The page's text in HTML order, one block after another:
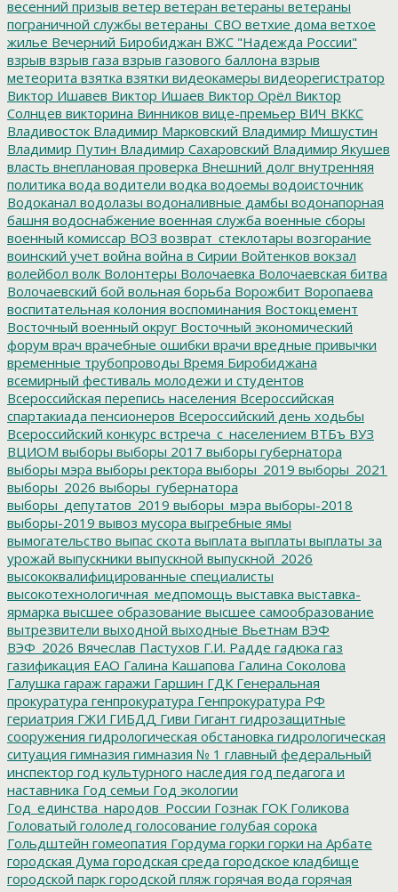
весенний призыв ветер ветеран ветераны ветераны
пограничной службы ветераны_СВО ветхие дома ветхое
жилье Вечерний Биробиджан ВЖС "Надежда России"
взрыв взрыв газа взрыв газового баллона взрыв
метеорита взятка взятки видеокамеры видеорегистратор
Виктор Ишавев Виктор Ишаев Виктор Орёл Виктор
Солнцев викторина Винников вице-премьер ВИЧ ВККС
Владивосток Владимир Марковский Владимир Мишустин
Владимир Путин Владимир Сахаровский Владимир Якушев
власть внеплановая проверка Внешний долг внутренняя
политика вода водители водка водоемы водоисточник
Водоканал водолазы водоналивные дамбы водонапорная
башня водоснабжение военная служба военные сборы
военный комиссар ВОЗ возврат_стеклотары возгорание
воинский учет война война в Сирии Войтенков вокзал
волейбол волк Волонтеры Волочаевка Волочаевская битва
Волочаевский бой вольная борьба Ворожбит Воропаева
воспитательная колония воспоминания Востокцемент
Восточный военный округ Восточный экономический
форум врач врачебные ошибки врачи вредные привычки
временные трубопроводы Время Биробиджана
всемирный фестиваль молодежи и студентов
Всероссийская перепись населения Всероссийская
спартакиада пенсионеров Всероссийский день ходьбы
Всероссийский конкурс встреча_с_населением ВТБъ ВУЗ
ВЦИОМ выборы выборы 2017 выборы губернатора
выборы мэра выборы ректора выборы_2019 выборы_2021
выборы_2026 выборы_губернатора
выборы_депутатов_2019 выборы_мэра выборы-2018
выборы-2019 вывоз мусора выгребные ямы
вымогательство выпас скота выплата выплаты выплаты за
урожай выпускники выпускной выпускной_2026
высококвалифицированные специалисты
высокотехнологичная_медпомощь выставка выставка-
ярмарка высшее образование высшее самообразование
вытрезвители выходной выходные Вьетнам ВЭФ
ВЭФ_2026 Вячеслав Пастухов Г.И. Радде гадюка газ
газификация ЕАО Галина Кашапова Галина Соколова
Галушка гараж гаражи Гаршин ГДК Генеральная
прокуратура генпрокуратура Генпрокуратура РФ
гериатрия ГЖИ ГИБДД Гиви Гигант гидрозащитные
сооружения гидрологическая обстановка гидрологическая
ситуация гимназия гимназия № 1 главный федеральный
инспектор год культурного наследия год педагога и
наставника Год семьи Год экологии
Год_единства_народов_России Гознак ГОК Голикова
Головатый гололед голосование голубая сорока
Гольдштейн гомеопатия Гордума горки горки на Арбате
городская Дума городская среда городское кладбище
городской парк городской пляж горячая вода горячая